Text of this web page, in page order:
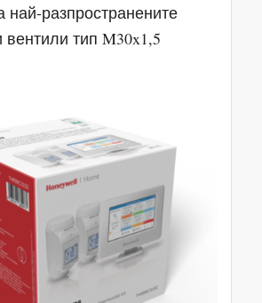
най-разпространените
вентили тип M30x1,5